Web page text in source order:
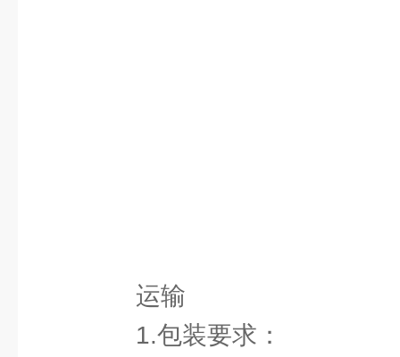
运输
1.包装要求：